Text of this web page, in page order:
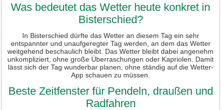
Was bedeutet das Wetter heute konkret in
Bisterschied?
In Bisterschied dürfte das Wetter an diesem Tag ein sehr
entspannter und unaufgeregter Tag werden, an dem das Wetter
weitgehend beschaulich bleibt. Das Wetter bleibt dabei angenehm
unkompliziert, ohne große Überraschungen oder Kapriolen. Damit
lässt sich der Tag wunderbar planen, ohne ständig auf die Wetter-
App schauen zu müssen.
Beste Zeitfenster für Pendeln, draußen und
Radfahren